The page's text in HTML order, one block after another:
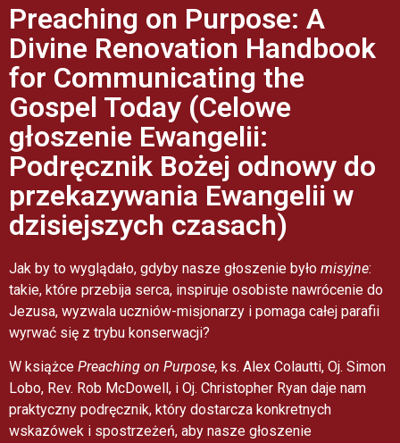
Preaching on Purpose: A
Divine Renovation Handbook
for Communicating the
Gospel Today (Celowe
głoszenie Ewangelii:
Podręcznik Bożej odnowy do
przekazywania Ewangelii w
dzisiejszych czasach)​
Jak by to wyglądało, gdyby nasze głoszenie było misyjne:
takie, które przebija serca, inspiruje osobiste nawrócenie do
Jezusa, wyzwala uczniów-misjonarzy i pomaga całej parafii
wyrwać się z trybu konserwacji?
W książce Preaching on Purpose, ks. Alex Colautti, Oj. Simon
Lobo, Rev. Rob McDowell, i Oj. Christopher Ryan daje nam
praktyczny podręcznik, który dostarcza konkretnych
wskazówek i spostrzeżeń, aby nasze głoszenie